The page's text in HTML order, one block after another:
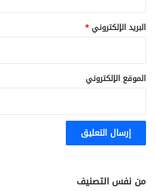
البريد الإلكتروني*
الموقع الإلكتروني
من نفس التصنيف